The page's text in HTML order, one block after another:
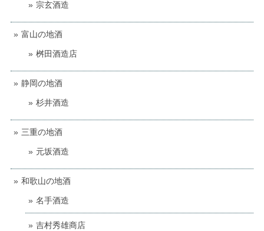
宗玄酒造
富山の地酒
桝田酒造店
静岡の地酒
杉井酒造
三重の地酒
元坂酒造
和歌山の地酒
名手酒造
吉村秀雄商店